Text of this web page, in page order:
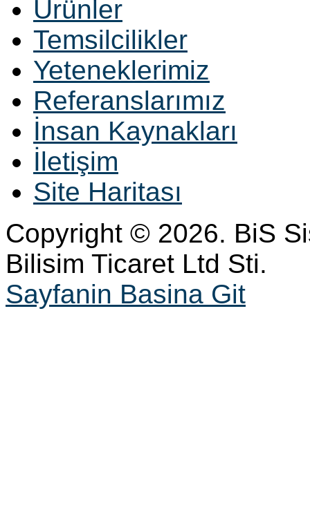
Ürünler
Temsilcilikler
Yeteneklerimiz
Referanslarımız
İnsan Kaynakları
İletişim
Site Haritası
Copyright © 2026. BiS
Bilisim Ticaret Ltd Sti.
Sayfanin Basina Git